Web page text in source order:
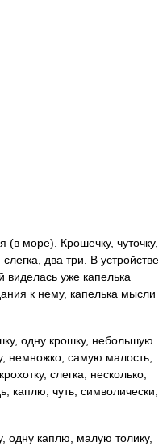
море). Крошечку, чуточку,
два три. В устройстве
виделась уже капелька
к нему, капелька мысли
одну крошку, небольшую
немножко, самую малость,
слегка, несколько,
каплю, чуть, символически,
одну каплю, малую толику,